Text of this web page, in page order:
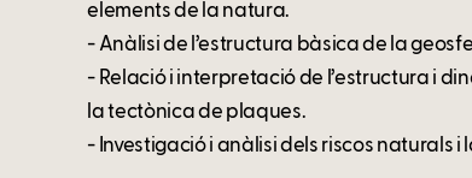
elements de la natura.
- Anàlisi de l’estructura bàsica de la
- Relació i interpretació de l’estructura i
la tectònica de plaques.
- Investigació i anàlisi dels riscos naturals